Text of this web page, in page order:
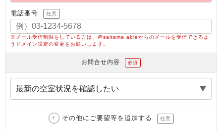
電話番号 任意
※メール受信制限をしている方は、@saitama.ableからのメールを受信できるよ
うドメイン設定の変更をお願いします。
お問合せ内容 必須
その他にご要望等を追加する 任意